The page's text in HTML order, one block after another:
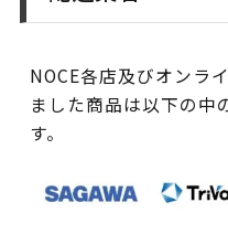
NOCE各店及びオンラ
ました商品は以下の中
す。